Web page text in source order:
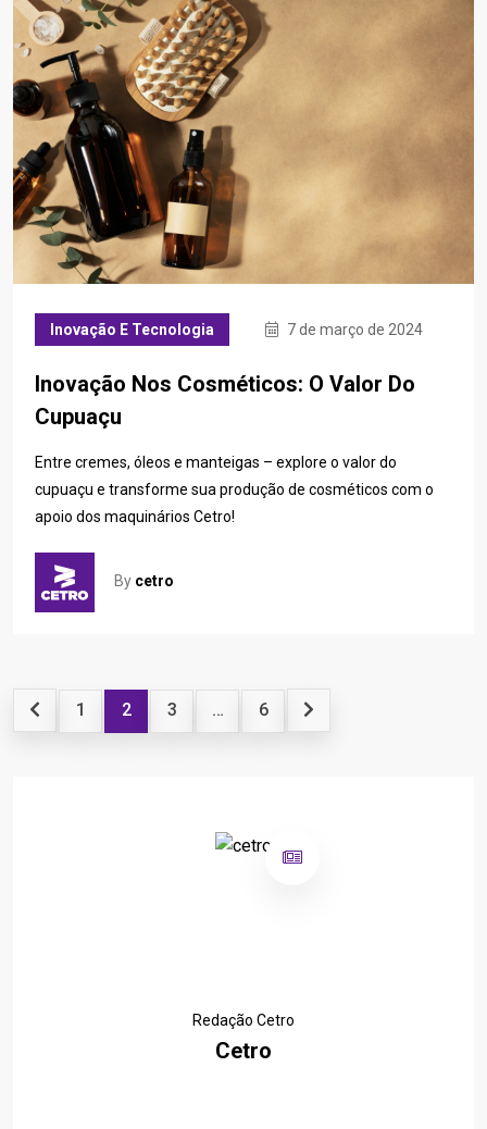
Inovação E Tecnologia 7 de março de 2024
Inovação Nos Cosméticos: O Valor Do
Cupuaçu
Entre cremes, óleos e manteigas – explore o valor do
cupuaçu e transforme sua produção de cosméticos com o
apoio dos maquinários Cetro!
By cetro
1 2 3 … 6
Redação Cetro
Cetro